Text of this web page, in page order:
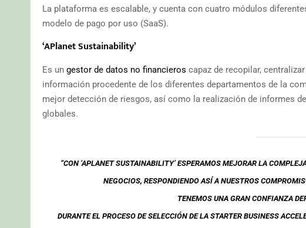
La plataforma es escalable, y cuenta con cuatro módulos
modelo de pago por uso (SaaS).
‘APlanet Sustainability’
Es un gestor de datos no financieros capaz de recopilar,
información procedente de los diferentes departamentos de la
mejor detección de riesgos, así como la realización de informes
globales.
“CON ‘APLANET SUSTAINABILITY’ ESPERAMOS MEJORAR LA
NEGOCIOS, RESPONDIENDO ASÍ A NUESTROS
TENEMOS UNA GRAN CONFIANZA
DURANTE EL PROCESO DE SELECCIÓN DE LA STARTER BUSINESS